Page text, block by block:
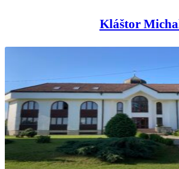
Kláštor